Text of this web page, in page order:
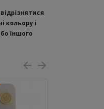
кольору і
іншого